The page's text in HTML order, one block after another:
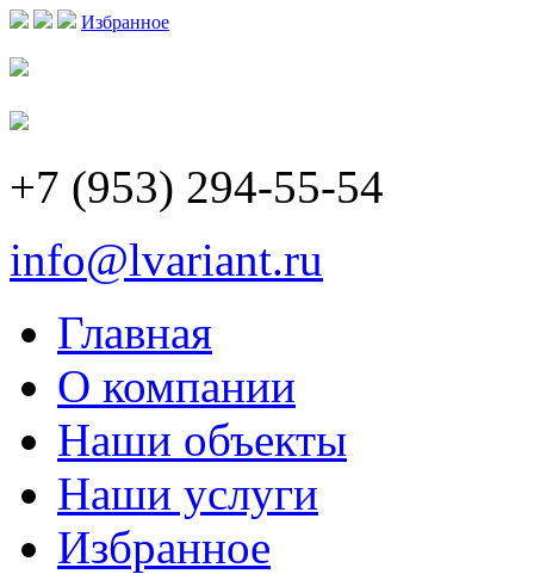
Избранное
+7 (953) 294-55-54
info@lvariant.ru
Главная
О компании
Наши объекты
Наши услуги
Избранное